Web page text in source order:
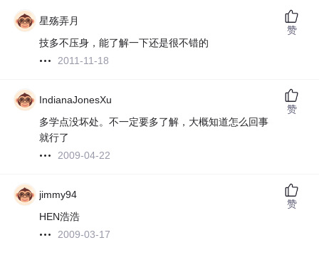
星殇弄月
技多不压身，能了解一下还是很不错的
2011-11-18
赞
IndianaJonesXu
多学点没坏处。不一定要多了解，大概知道怎么回事
就行了
2009-04-22
赞
jimmy94
HEN浩浩
2009-03-17
赞